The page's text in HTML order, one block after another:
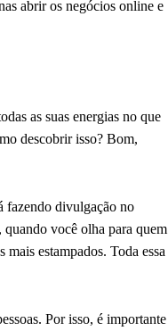
abrir os negócios online e
as suas energias no que
descobrir isso? Bom,
fazendo divulgação no
quando você olha para quem
estampados. Toda essa
Por isso, é importante